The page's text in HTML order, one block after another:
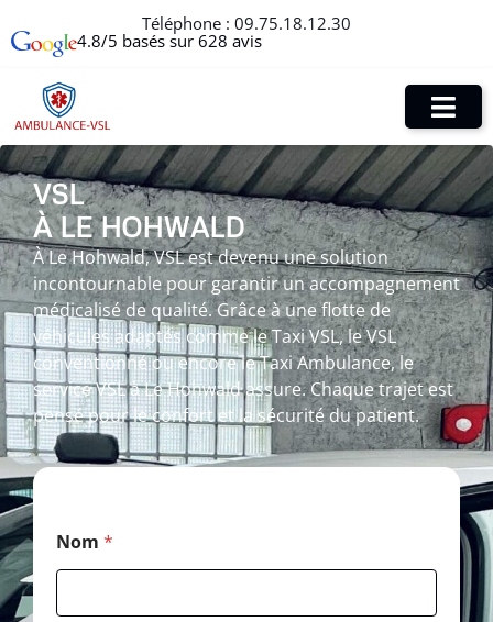
Téléphone : 09.75.18.12.30
4.8/5 basés sur 628 avis
VSL
À LE HOHWALD
À Le Hohwald, VSL est devenu une solution
incontournable pour garantir un accompagnement
médicalisé de qualité. Grâce à une flotte de
véhicules adaptés comme le Taxi VSL, le VSL
conventionné ou encore le Taxi Ambulance, le
service VSL à Le Hohwald assure. Chaque trajet est
pensé pour le confort et la sécurité du patient.
-
m
i
Nom *